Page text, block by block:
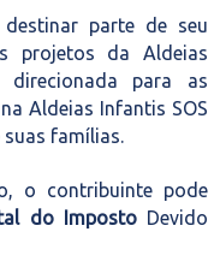
parte de seu
projetos da Aldeias
para as
Aldeias Infantis SOS
famílias.
o contribuinte pode
do ImpostoDevido